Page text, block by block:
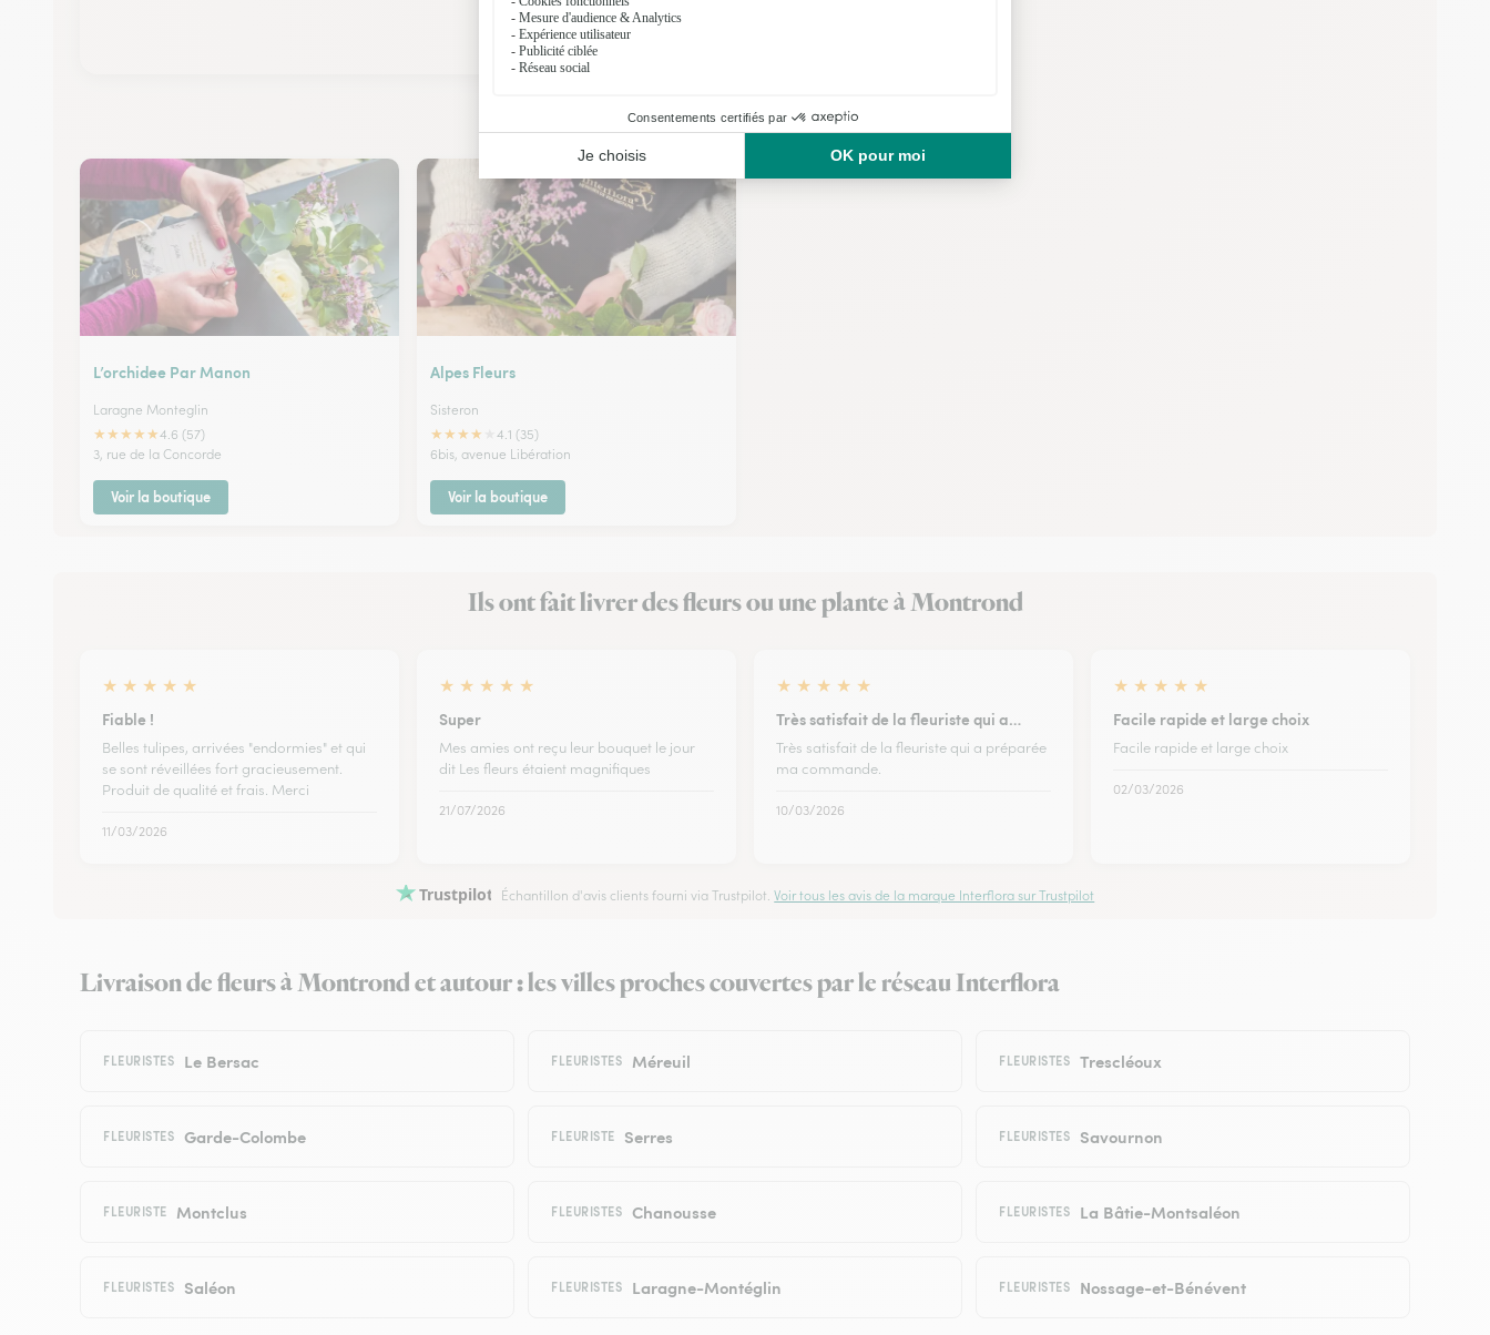
Nos fleuristes à Montrond
L’orchidee Par Manon
Laragne Monteglin
★★★★★4.6 (57)
3, rue de la Concorde
Voir la boutique
Alpes Fleurs
Sisteron
★★★★
4.1 (35)
6bis, avenue Libération
Voir la boutique
Ils ont fait livrer des fleurs ou une plante à Montrond
★ ★ ★ ★ ★
Fiable !
Belles tulipes, arrivées "endormies" et qui
se sont réveillées fort gracieusement.
Produit de qualité et frais. Merci
11/03/2026
★ ★ ★ ★ ★
Super
Mes amies ont reçu leur bouquet le jour
dit Les fleurs étaient magnifiques
21/07/2026
★ ★ ★ ★ ★
Très satisfait de la fleuriste qui a…
Très satisfait de la fleuriste qui a préparée
ma commande.
10/03/2026
★ ★ ★ ★ ★
Facile rapide et large choix
Facile rapide et large choix
02/03/2026
Trustpilot Échantillon d'avis clients fourni via Trustpilot.Voir tous les avis de la marque Interflora sur Trustpilot
Livraison de fleurs à Montrond et autour : les villes proches couvertes par le réseau Interflora
FLEURISTES Le Bersac FLEURISTES Méreuil FLEURISTES Trescléoux
FLEURISTES Garde-Colombe FLEURISTE Serres FLEURISTES Savournon
FLEURISTE Montclus FLEURISTES Chanousse FLEURISTES La Bâtie-Montsaléon
FLEURISTES Saléon FLEURISTES Laragne-Montéglin FLEURISTES Nossage-et-Bénévent